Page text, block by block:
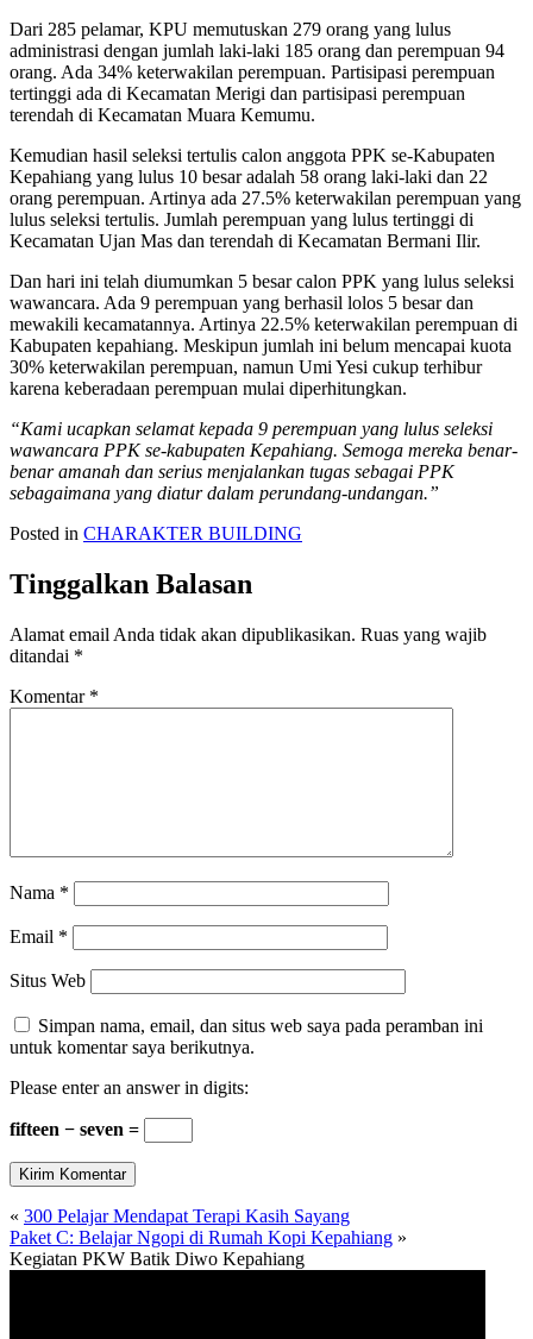
Dari 285 pelamar, KPU memutuskan 279 orang yang lulus
administrasi dengan jumlah laki-laki 185 orang dan perempuan 94
orang. Ada 34% keterwakilan perempuan. Partisipasi perempuan
tertinggi ada di Kecamatan Merigi dan partisipasi perempuan
terendah di Kecamatan Muara Kemumu.
Kemudian hasil seleksi tertulis calon anggota PPK se-Kabupaten
Kepahiang yang lulus 10 besar adalah 58 orang laki-laki dan 22
orang perempuan. Artinya ada 27.5% keterwakilan perempuan yang
lulus seleksi tertulis. Jumlah perempuan yang lulus tertinggi di
Kecamatan Ujan Mas dan terendah di Kecamatan Bermani Ilir.
Dan hari ini telah diumumkan 5 besar calon PPK yang lulus seleksi
wawancara. Ada 9 perempuan yang berhasil lolos 5 besar dan
mewakili kecamatannya. Artinya 22.5% keterwakilan perempuan di
Kabupaten kepahiang. Meskipun jumlah ini belum mencapai kuota
30% keterwakilan perempuan, namun Umi Yesi cukup terhibur
karena keberadaan perempuan mulai diperhitungkan.
“Kami ucapkan selamat kepada 9 perempuan yang lulus seleksi
wawancara PPK se-kabupaten Kepahiang. Semoga mereka benar-
benar amanah dan serius menjalankan tugas sebagai PPK
sebagaimana yang diatur dalam perundang-undangan.”
Posted in CHARAKTER BUILDING
Tinggalkan Balasan
Alamat email Anda tidak akan dipublikasikan. Ruas yang wajib
ditandai *
Komentar *
Nama *
Email *
Situs Web
Simpan nama, email, dan situs web saya pada peramban ini
untuk komentar saya berikutnya.
Please enter an answer in digits:
fifteen − seven =
« 300 Pelajar Mendapat Terapi Kasih Sayang
Paket C: Belajar Ngopi di Rumah Kopi Kepahiang »
Kegiatan PKW Batik Diwo Kepahiang